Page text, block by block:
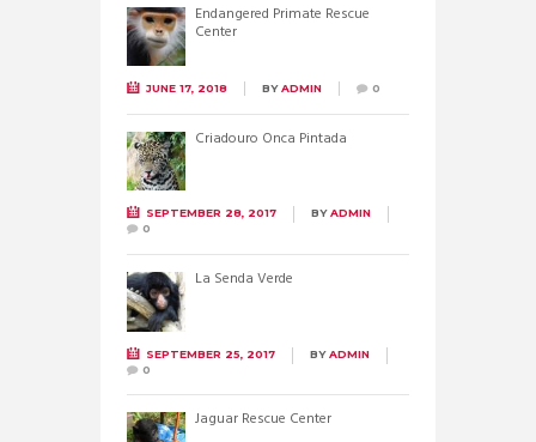
Endangered Primate Rescue
Center
JUNE 17, 2018 BYADMIN 0
Criadouro Onca Pintada
SEPTEMBER 28, 2017 BYADMIN
0
La Senda Verde
SEPTEMBER 25, 2017 BYADMIN
0
Jaguar Rescue Center